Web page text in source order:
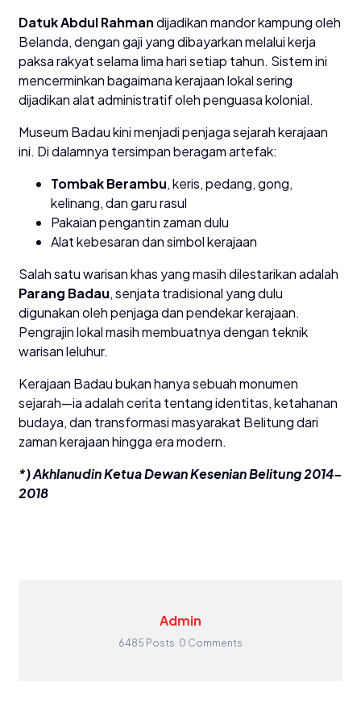
Datuk Abdul Rahmandijadikan mandor kampung oleh
Belanda, dengan gaji yang dibayarkan melalui kerja
paksa rakyat selama lima hari setiap tahun. Sistem ini
mencerminkan bagaimana kerajaan lokal sering
dijadikan alat administratif oleh penguasa kolonial.
Museum Badau kini menjadi penjaga sejarah kerajaan
ini. Di dalamnya tersimpan beragam artefak:
Tombak Berambu, keris, pedang, gong,
kelinang, dan garu rasul
Pakaian pengantin zaman dulu
Alat kebesaran dan simbol kerajaan
Salah satu warisan khas yang masih dilestarikan adalah
Parang Badau, senjata tradisional yang dulu
digunakan oleh penjaga dan pendekar kerajaan.
Pengrajin lokal masih membuatnya dengan teknik
warisan leluhur.
Kerajaan Badau bukan hanya sebuah monumen
sejarah—ia adalah cerita tentang identitas, ketahanan
budaya, dan transformasi masyarakat Belitung dari
zaman kerajaan hingga era modern.
*) Akhlanudin Ketua Dewan Kesenian Belitung 2014-
2018
Admin
6485 Posts 0 Comments